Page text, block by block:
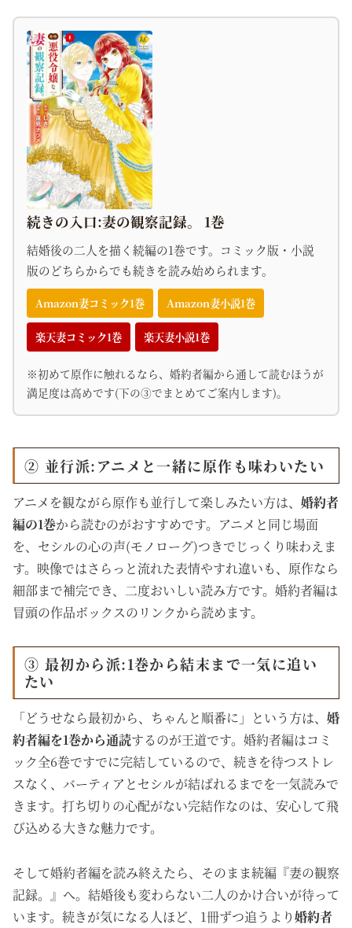
続きの入口:妻の観察記録。 1巻
結婚後の二人を描く続編の1巻です。コミック版・小説
版のどちらからでも続きを読み始められます。
Amazon妻コミック1巻 Amazon妻小説1巻
楽天妻コミック1巻 楽天妻小説1巻
※初めて原作に触れるなら、婚約者編から通して読むほうが
満足度は高めです(下の③でまとめてご案内します)。
② 並行派:アニメと一緒に原作も味わいたい
アニメを観ながら原作も並行して楽しみたい方は、 婚約者
編の1巻から読むのがおすすめです。アニメと同じ場面
を、セシルの心の声(モノローグ)つきでじっくり味わえま
す。映像ではさらっと流れた表情やすれ違いも、原作なら
細部まで補完でき、二度おいしい読み方です。婚約者編は
冒頭の作品ボックスのリンクから読めます。
③ 最初から派:1巻から結末まで一気に追い
たい
「どうせなら最初から、ちゃんと順番に」という方は、 婚
約者編を1巻から通読するのが王道です。婚約者編はコミ
ック全6巻ですでに完結しているので、続きを待つストレ
スなく、バーティアとセシルが結ばれるまでを一気読みで
きます。打ち切りの心配がない完結作なのは、安心して飛
び込める大きな魅力です。
そして婚約者編を読み終えたら、そのまま続編『妻の観察
記録。』へ。結婚後も変わらない二人のかけ合いが待って
います。続きが気になる人ほど、1冊ずつ追うより婚約者